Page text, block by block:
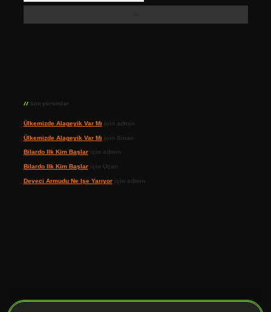
Son yorumlar
Ülkemizde Alageyik Var Mı için admin
Ülkemizde Alageyik Var Mı için Sinan
Bilardo Ilk Kim Başlariçin admin
Bilardo Ilk Kim Başlariçin Uçan
Deveci Armudu Ne Işe Yarıyoriçin admin